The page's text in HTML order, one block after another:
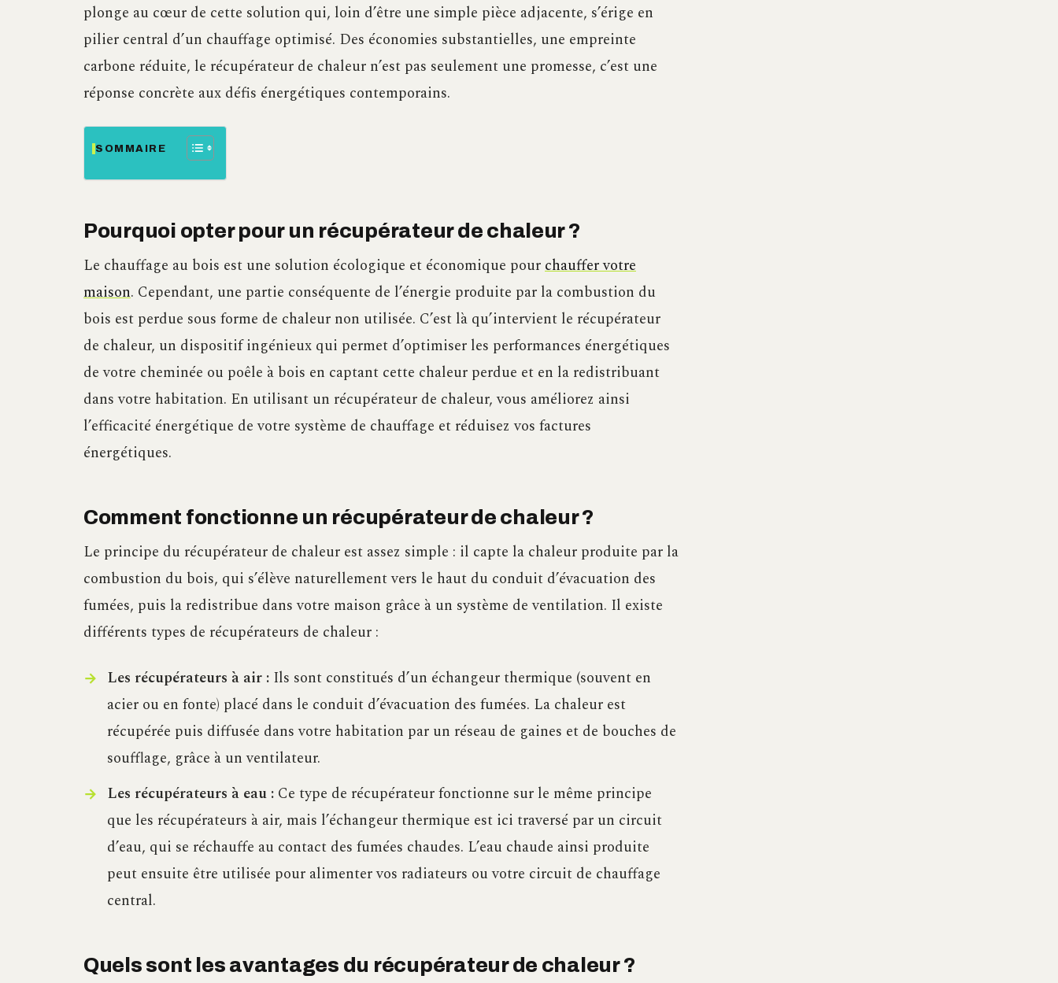
plonge au cœur de cette solution qui, loin d’être une simple pièce adjacente, s’érige en
pilier central d’un chauffage optimisé. Des économies substantielles, une empreinte
carbone réduite, le récupérateur de chaleur n’est pas seulement une promesse, c’est une
réponse concrète aux défis énergétiques contemporains.
SOMMAIRE
Pourquoi opter pour un récupérateur de chaleur ?
Le chauffage au bois est une solution écologique et économique pourchauffer votre
maison. Cependant, une partie conséquente de l’énergie produite par la combustion du
bois est perdue sous forme de chaleur non utilisée. C’est là qu’intervient le récupérateur
de chaleur, un dispositif ingénieux qui permet d’optimiser les performances énergétiques
de votre cheminée ou poêle à bois en captant cette chaleur perdue et en la redistribuant
dans votre habitation. En utilisant un récupérateur de chaleur, vous améliorez ainsi
l’efficacité énergétique de votre système de chauffage et réduisez vos factures
énergétiques.
Comment fonctionne un récupérateur de chaleur ?
Le principe du récupérateur de chaleur est assez simple : il capte la chaleur produite par la
combustion du bois, qui s’élève naturellement vers le haut du conduit d’évacuation des
fumées, puis la redistribue dans votre maison grâce à un système de ventilation. Il existe
différents types de récupérateurs de chaleur :
Les récupérateurs à air :Ils sont constitués d’un échangeur thermique (souvent en
acier ou en fonte) placé dans le conduit d’évacuation des fumées. La chaleur est
récupérée puis diffusée dans votre habitation par un réseau de gaines et de bouches de
soufflage, grâce à un ventilateur.
Les récupérateurs à eau :Ce type de récupérateur fonctionne sur le même principe
que les récupérateurs à air, mais l’échangeur thermique est ici traversé par un circuit
d’eau, qui se réchauffe au contact des fumées chaudes. L’eau chaude ainsi produite
peut ensuite être utilisée pour alimenter vos radiateurs ou votre circuit de chauffage
central.
Quels sont les avantages du récupérateur de chaleur ?